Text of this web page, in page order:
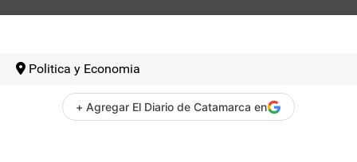
Politica y Economia
+ Agregar El Diario de Catamarca en